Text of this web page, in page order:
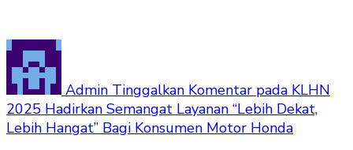
Admin Tinggalkan Komentar pada KLHN
2025 Hadirkan Semangat Layanan “Lebih Dekat,
Lebih Hangat” Bagi Konsumen Motor Honda